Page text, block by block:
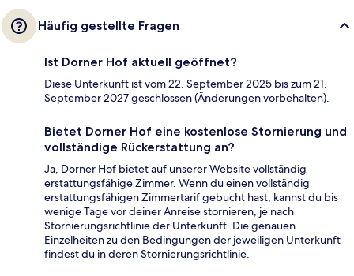
Häufig gestellte Fragen
Ist Dorner Hof aktuell geöffnet?
Diese Unterkunft ist vom 22. September 2025 bis zum 21.
September 2027 geschlossen (Änderungen vorbehalten).
Bietet Dorner Hof eine kostenlose Stornierung und
vollständige Rückerstattung an?
Ja, Dorner Hof bietet auf unserer Website vollständig
erstattungsfähige Zimmer. Wenn du einen vollständig
erstattungsfähigen Zimmertarif gebucht hast, kannst du bis
wenige Tage vor deiner Anreise stornieren, je nach
Stornierungsrichtlinie der Unterkunft. Die genauen
Einzelheiten zu den Bedingungen der jeweiligen Unterkunft
findest du in deren Stornierungsrichtlinie.